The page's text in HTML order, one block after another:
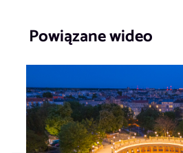
Powiązane wideo